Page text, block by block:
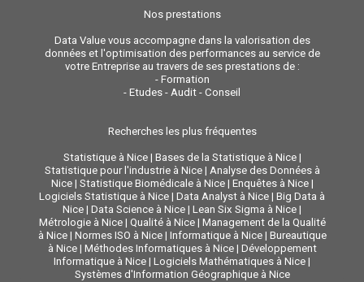
Nos prestations
Data Value vous accompagne dans la valorisation des
données et l'optimisation des performances au service de
votre Entreprise au travers de ses prestations de :
- Formation
- Etudes - Audit - Conseil
Recherches les plus fréquentes
Statistique à Nice| Bases de la Statistique à Nice|
Statistique pour l'industrie à Nice| Analyse des Données à
Nice| Statistique Biomédicale à Nice| Enquêtes à Nice|
Logiciels Statistique à Nice | Data Analyst à Nice | Big Data à
Nice | Data Science à Nice | Lean Six Sigma à Nice |
Métrologie à Nice| Qualité à Nice| Management de la Qualité
à Nice| Normes ISO à Nice| Informatique à Nice| Bureautique
à Nice| Méthodes Informatiques à Nice| Développement
Informatique à Nice | Logiciels Mathématiques à Nice |
Systèmes d'Information Géographique à Nice